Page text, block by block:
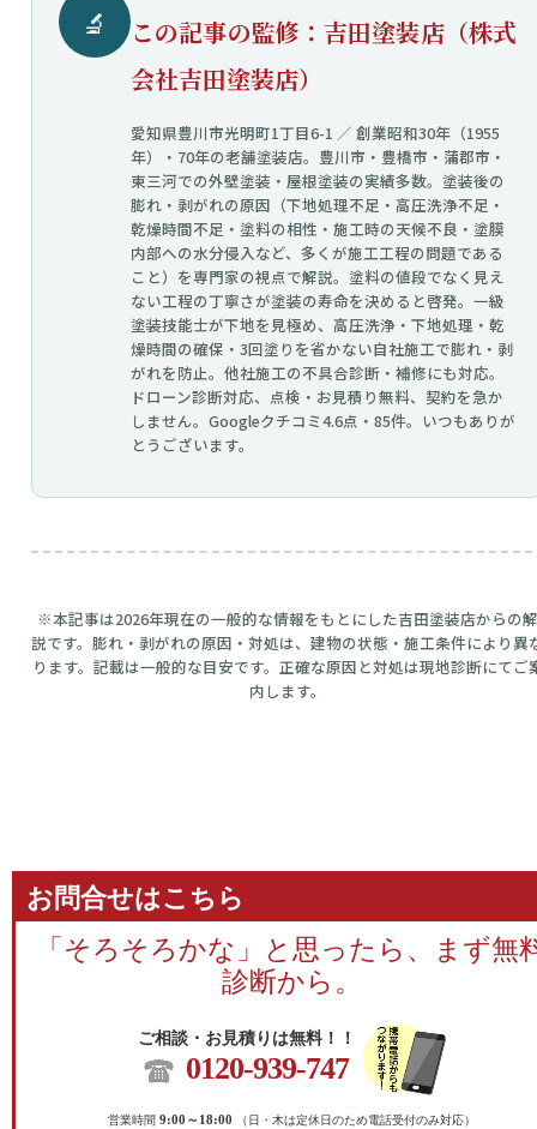
🔬
この記事の監修：吉田塗装店（株式
会社吉田塗装店）
愛知県豊川市光明町1丁目6-1 ／ 創業昭和30年（1955
年）・70年の老舗塗装店。豊川市・豊橋市・蒲郡市・
東三河での外壁塗装・屋根塗装の実績多数。塗装後の
膨れ・剥がれの原因（下地処理不足・高圧洗浄不足・
乾燥時間不足・塗料の相性・施工時の天候不良・塗膜
内部への水分侵入など、多くが施工工程の問題である
こと）を専門家の視点で解説。塗料の値段でなく見え
ない工程の丁寧さが塗装の寿命を決めると啓発。一級
塗装技能士が下地を見極め、高圧洗浄・下地処理・乾
燥時間の確保・3回塗りを省かない自社施工で膨れ・剥
がれを防止。他社施工の不具合診断・補修にも対応。
ドローン診断対応、点検・お見積り無料、契約を急か
しません。Googleクチコミ4.6点・85件。いつもありが
とうございます。
※本記事は2026年現在の一般的な情報をもとにした吉田塗装店からの解
説です。膨れ・剥がれの原因・対処は、建物の状態・施工条件により異
ります。記載は一般的な目安です。正確な原因と対処は現地診断にてご
内します。
お問合せはこちら
「そろそろかな」と思ったら、まず無
診断から。
ご相談・お見積りは無料！！
0120-939-747
営業時間 9:00～18:00 （日・木は定休日のため電話受付のみ対応）